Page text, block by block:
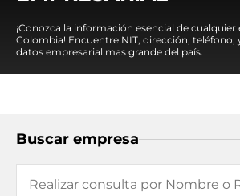
¡Conozca la información esencial de cualquier
Colombia! Encuentre NIT, dirección, teléfono,
datos empresarial mas grande del país.
Buscar empresa